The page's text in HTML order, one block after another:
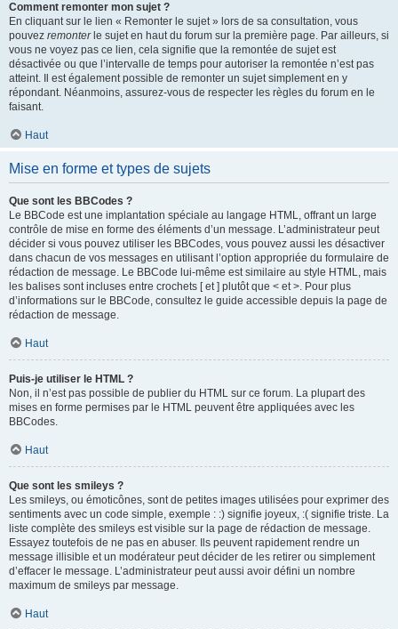
Comment remonter mon sujet ?
En cliquant sur le lien « Remonter le sujet » lors de sa consultation, vous
pouvez remonterle sujet en haut du forum sur la première page. Par ailleurs, si
vous ne voyez pas ce lien, cela signifie que la remontée de sujet est
désactivée ou que l’intervalle de temps pour autoriser la remontée n’est pas
atteint. Il est également possible de remonter un sujet simplement en y
répondant. Néanmoins, assurez-vous de respecter les règles du forum en le
faisant.
Haut
Mise en forme et types de sujets
Que sont les BBCodes ?
Le BBCode est une implantation spéciale au langage HTML, offrant un large
contrôle de mise en forme des éléments d’un message. L’administrateur peut
décider si vous pouvez utiliser les BBCodes, vous pouvez aussi les désactiver
dans chacun de vos messages en utilisant l’option appropriée du formulaire de
rédaction de message. Le BBCode lui-même est similaire au style HTML, mais
les balises sont incluses entre crochets [ et ] plutôt que < et >. Pour plus
d’informations sur le BBCode, consultez le guide accessible depuis la page de
rédaction de message.
Haut
Puis-je utiliser le HTML ?
Non, il n’est pas possible de publier du HTML sur ce forum. La plupart des
mises en forme permises par le HTML peuvent être appliquées avec les
BBCodes.
Haut
Que sont les smileys ?
Les smileys, ou émoticônes, sont de petites images utilisées pour exprimer des
sentiments avec un code simple, exemple : :) signifie joyeux, :( signifie triste. La
liste complète des smileys est visible sur la page de rédaction de message.
Essayez toutefois de ne pas en abuser. Ils peuvent rapidement rendre un
message illisible et un modérateur peut décider de les retirer ou simplement
d’effacer le message. L’administrateur peut aussi avoir défini un nombre
maximum de smileys par message.
Haut